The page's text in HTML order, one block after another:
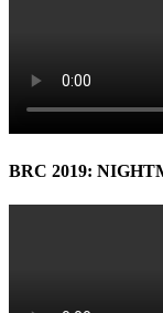
BRC 2019: